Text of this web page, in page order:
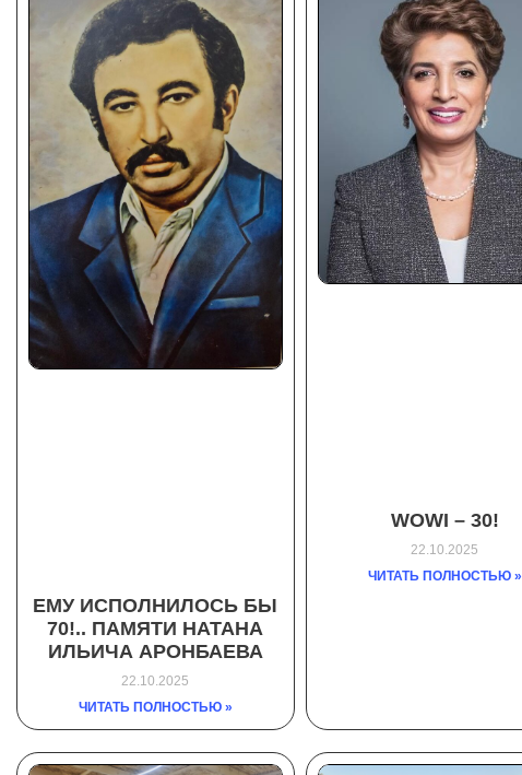
ЕМУ ИСПОЛНИЛОСЬ БЫ
70!.. ПАМЯТИ НАТАНА
ИЛЬИЧА АРОНБАЕВА
22.10.2025
ЧИТАТЬ ПОЛНОСТЬЮ »
WOWI – 30!
22.10.2025
ЧИТАТЬ ПОЛНОСТЬЮ »